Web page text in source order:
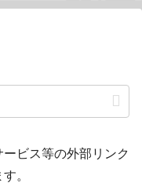
ビス等の外部リンク
。